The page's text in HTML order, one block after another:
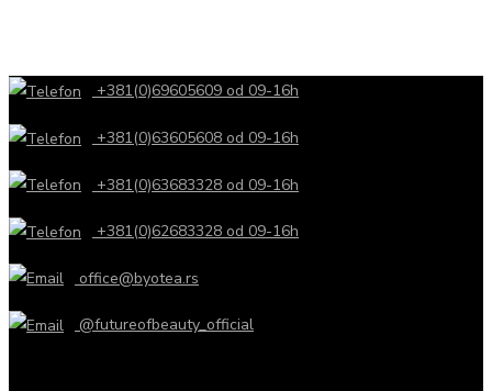
+381(0)69605609 od 09-16h
+381(0)63605608 od 09-16h
+381(0)63683328 od 09-16h
+381(0)62683328 od 09-16h
office@byotea.rs
@futureofbeauty_official